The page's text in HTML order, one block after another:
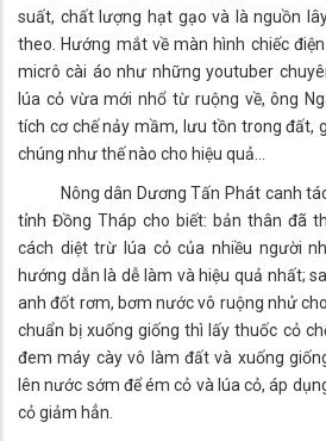
suất, chất lượng hạt gạo và là nguồn
theo. Hướng mắt về màn hình chiếc
micrô cài áo như những youtuber
lúa cỏ vừa mới nhổ từ ruộng về, ông
tích cơ chế nảy mầm, lưu tồn trong đất,
chúng như thế nào cho hiệu quả…
Nông dân Dương Tấn Phát canh tác
tỉnh Đồng Tháp cho biết: bản thân đã
cách diệt trừ lúa cỏ của nhiều người
hướng dẫn là dễ làm và hiệu quả nhất;
anh đốt rơm, bơm nước vô ruộng nhử
chuẩn bị xuống giống thì lấy thuốc cỏ
đem máy cày vô làm đất và xuống
lên nước sớm để ém cỏ và lúa cỏ, áp
cỏ giảm hẳn.